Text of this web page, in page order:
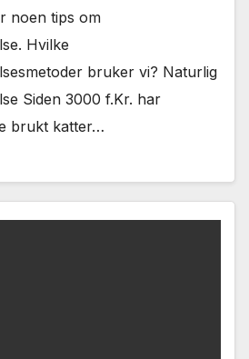
noen tips om
Hvilke
bruker vi? Naturlig
Siden 3000 f.Kr. har
brukt katter…